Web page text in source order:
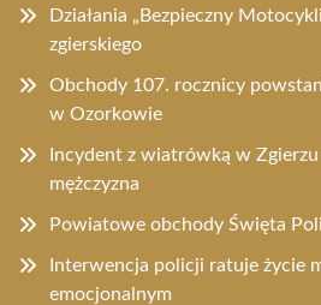
Działania „Bezpieczny
zgierskiego
Obchody 107. rocznicy
w Ozorkowie
Incydent z wiatrówką w
mężczyzna
Powiatowe obchody Święta
Interwencja policji ratuje życie
emocjonalnym